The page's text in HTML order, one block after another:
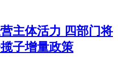
主体活力 四部门将
子增量政策